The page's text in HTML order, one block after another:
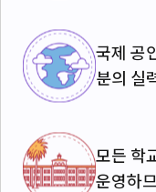
국제 공
분의 실
모든 학
운영하